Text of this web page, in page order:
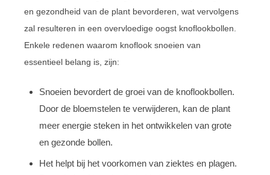
en gezondheid van de plant bevorderen, wat vervolgens
zal resulteren in een overvloedige oogst knoflookbollen.
Enkele redenen waarom knoflook snoeien van
essentieel belang is, zijn:
Snoeien bevordert de groei van de knoflookbollen.
Door de bloemstelen te verwijderen, kan de plant
meer energie steken in het ontwikkelen van grote
en gezonde bollen.
Het helpt bij het voorkomen van ziektes en plagen.